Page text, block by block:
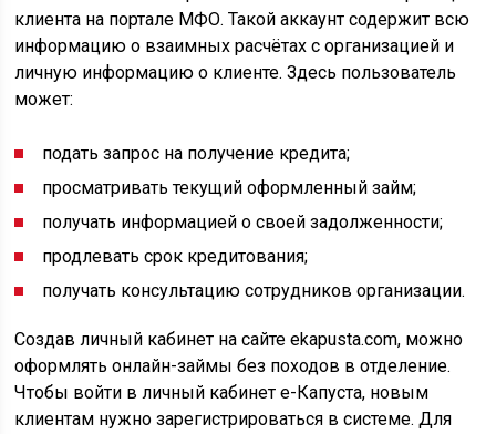
клиента на портале МФО. Такой аккаунт содержит всю
информацию о взаимных расчётах с организацией и
личную информацию о клиенте. Здесь пользователь
может:
подать запрос на получение кредита;
просматривать текущий оформленный займ;
получать информацией о своей задолженности;
продлевать срок кредитования;
получать консультацию сотрудников организации.
Создав личный кабинет на сайте ekapusta.com, можно
оформлять онлайн-займы без походов в отделение.
Чтобы войти в личный кабинет е-Капуста, новым
клиентам нужно зарегистрироваться в системе. Для